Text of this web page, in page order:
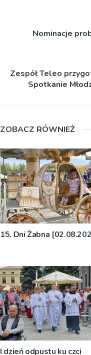
Nominacje
Zespół Teleo
Spotkanie
ZOBACZ RÓWNIEŻ
15. Dni Żabna
I dzień odpustu ku czci